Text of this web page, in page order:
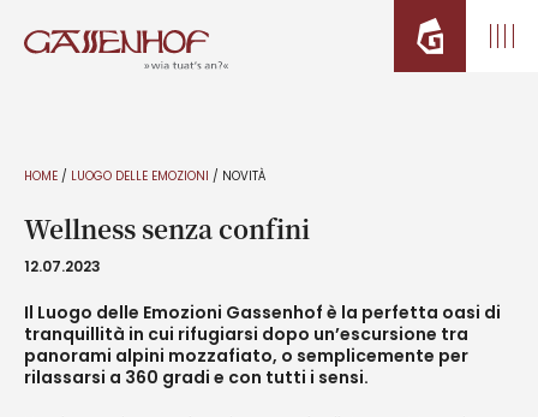
HOME / LUOGO DELLE EMOZIONI / NOVITÀ
Wellness senza confini
12.07.2023
Il Luogo delle Emozioni Gassenhof è la perfetta oasi di
tranquillità in cui rifugiarsi dopo un’escursione tra
panorami alpini mozzafiato, o semplicemente per
rilassarsi a 360 gradi e con tutti i sensi.